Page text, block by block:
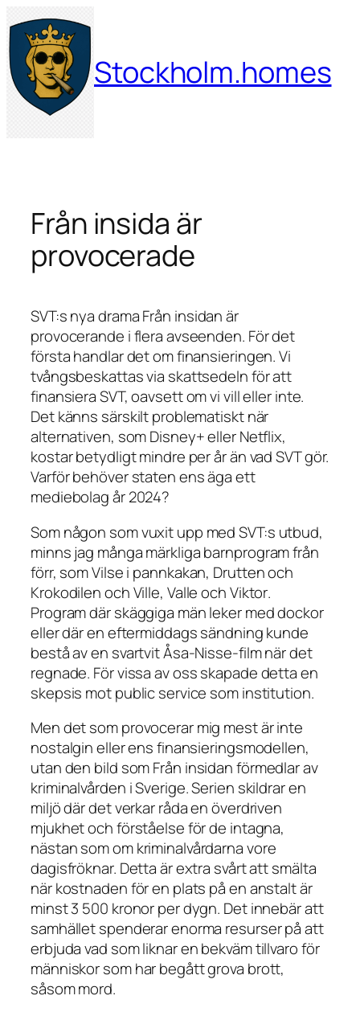
Hoppa
till
innehåll
Stockholm.homes
Från insida är
provocerade
SVT:s nya dramaFrån insidanär
provocerande i flera avseenden. För det
första handlar det om finansieringen. Vi
tvångsbeskattas via skattsedeln för att
finansiera SVT, oavsett om vi vill eller inte.
Det känns särskilt problematiskt när
alternativen, som Disney+ eller Netflix,
kostar betydligt mindre per år än vad SVT gör.
Varför behöver staten ens äga ett
mediebolag år 2024?
Som någon som vuxit upp med SVT:s utbud,
minns jag många märkliga barnprogram från
förr, somVilse i pannkakan, Drutten och
KrokodilenochVille, Valle och Viktor.
Program där skäggiga män leker med dockor
eller där en eftermiddags sändning kunde
bestå av en svartvit Åsa-Nisse-film när det
regnade. För vissa av oss skapade detta en
skepsis mot public service som institution.
Men det som provocerar mig mest är inte
nostalgin eller ens finansieringsmodellen,
utan den bild somFrån insidanförmedlar av
kriminalvården i Sverige. Serien skildrar en
miljö där det verkar råda en överdriven
mjukhet och förståelse för de intagna,
nästan som om kriminalvårdarna vore
dagisfröknar. Detta är extra svårt att smälta
när kostnaden för en plats på en anstalt är
minst 3 500 kronor per dygn. Det innebär att
samhället spenderar enorma resurser på att
erbjuda vad som liknar en bekväm tillvaro för
människor som har begått grova brott,
såsom mord.